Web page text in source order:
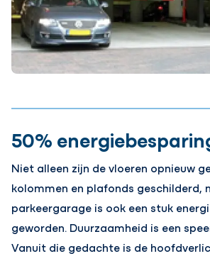
50%
Niet alleen zijn de vloeren opnieuw
kolommen en plafonds geschilderd,
parkeergarage is ook een stuk
geworden. Duurzaamheid is een
Vanuit die gedachte is de